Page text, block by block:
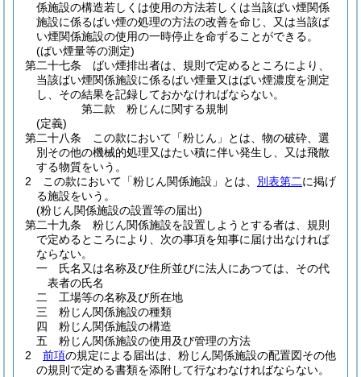
係施設の構造若しくは使用の方法若しくは当該ばい煙関係
施設に係るばい煙の処理の方法の改善を命じ、又は当該ば
い煙関係施設の使用の一時停止を命ずることができる。
(ばい煙量等の測定)
第二十七条
ばい煙排出者は、規則で定めるところにより、
当該ばい煙関係施設に係るばい煙量又はばい煙濃度を測定
し、その結果を記録しておかなければならない。
第二款
粉じんに関する規制
(定義)
第二十八条
この款において「粉じん」とは、物の破砕、選
別その他の機械的処理又はたい積に伴い発生し、又は飛散
する物質をいう。
2
この款において「粉じん関係施設」とは、 別表第二に掲げ
る施設をいう。
(粉じん関係施設の設置等の届出)
第二十九条
粉じん関係施設を設置しようとする者は、規則
で定めるところにより、次の事項を知事に届け出なければ
ならない。
一
氏名又は名称及び住所並びに法人にあつては、その代
表者の氏名
二
工場等の名称及び所在地
三
粉じん関係施設の種類
四
粉じん関係施設の構造
五
粉じん関係施設の使用及び管理の方法
2
前項の規定による届出は、粉じん関係施設の配置図その他
の規則で定める書類を添附して行なわなければならない。